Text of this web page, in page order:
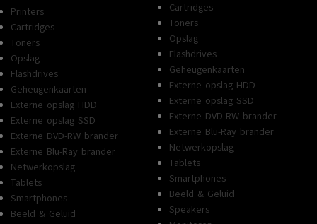
Printers
Cartridges
Toners
Opslag
Flashdrives
Geheugenkaarten
Externe opslag HDD
Externe opslag SSD
Externe DVD-RW brander
Externe Blu-Ray brander
Netwerkopslag
Tablets
Smartphones
Beeld & Geluid
Cartridges
Toners
Opslag
Flashdrives
Geheugenkaarten
Externe opslag HDD
Externe opslag SSD
Externe DVD-RW brander
Externe Blu-Ray brander
Netwerkopslag
Tablets
Smartphones
Beeld & Geluid
Speakers